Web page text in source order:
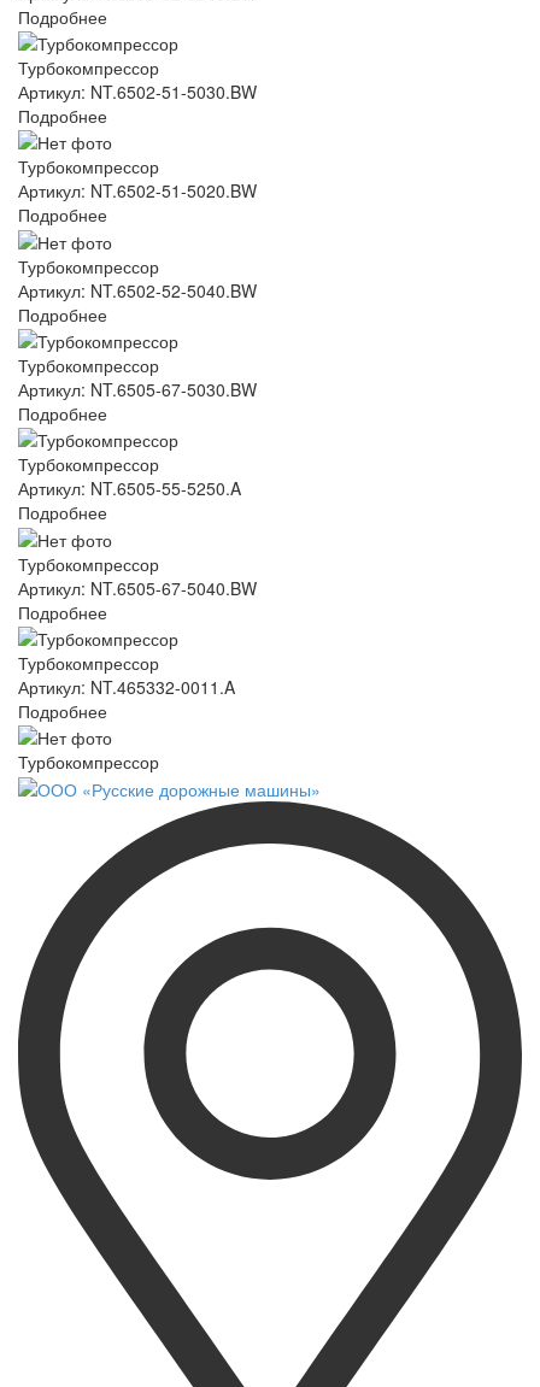
Подробнее
Турбокомпрессор
Артикул: NT.6502-51-5030.BW
Подробнее
Турбокомпрессор
Артикул: NT.6502-51-5020.BW
Подробнее
Турбокомпрессор
Артикул: NT.6502-52-5040.BW
Подробнее
Турбокомпрессор
Артикул: NT.6505-67-5030.BW
Подробнее
Турбокомпрессор
Артикул: NT.6505-55-5250.A
Подробнее
Турбокомпрессор
Артикул: NT.6505-67-5040.BW
Подробнее
Турбокомпрессор
Артикул: NT.465332-0011.A
Подробнее
Турбокомпрессор